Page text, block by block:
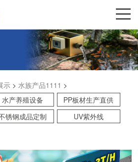
示> 水族产品1111 >
水产养殖设备
PP板材生产直供
锈钢成品定制
UV紫外线